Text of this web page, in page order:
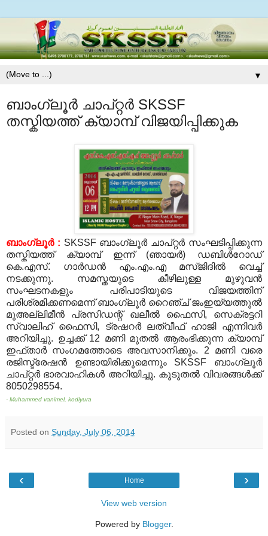
▼
ബാംഗ്ലൂര്‍ ചാപ്റ്റര്‍ SKSSF
തസ്കിയത്ത് ക്യാമ്പ് വിജയിപ്പിക്കുക
ബാംഗ്ലൂര്‍ : SKSSF ബാംഗ്ലൂര്‍ ചാപ്റ്റര്‍ സംഘടിപ്പിക്കുന്ന
തസ്കിയത്ത് ക്യാമ്പ് ഇന്ന് (ഞായര്‍) ഡബിള്‍റോഡ്
കെ.എസ്. ഗാര്‍ഡന്‍ എം.എം.എ മസ്ജിദില്‍ വെച്ച്
നടക്കുന്നു. സമസ്തയുടെ കീഴിലുള്ള മുഴുവന്‍
സംഘടനകളും പരിപാടിയുടെ വിജയത്തിന്
പരിശ്രമിക്കണമെന്ന് ബാംഗ്ലൂര്‍ റൈഞ്ച് ജംഇയ്യത്തുല്‍
മുഅല്ലിമീന്‍ പ്രസിഡന്റ് ഖലീല്‍ ഫൈസി, സെക്രട്ടറി
സ്വാലിഹ് ഫൈസി, ട്രഷറര്‍ ലത്വീഫ് ഹാജി എന്നിവര്‍
അറിയിച്ചു. ഉച്ചക്ക് 12 മണി മുതല്‍ ആരംഭിക്കുന്ന ക്യാമ്പ്
ഇഫ്താര്‍ സംഗമത്തോടെ അവസാനിക്കും. 2 മണി വരെ
രജിസ്ട്രേഷന്‍ ഉണ്ടായിരിക്കുമെന്നും SKSSF ബാംഗ്ലൂര്‍
ചാപ്റ്റര്‍ ഭാരവാഹികള്‍ അറിയിച്ചു. കൂടുതല്‍ വിവരങ്ങള്‍ക്ക്
8050298554.
- Muhammed vanimel, kodiyura
Posted on Sunday, July 06, 2014
‹ ›
Home
View web version
Powered by Blogger.